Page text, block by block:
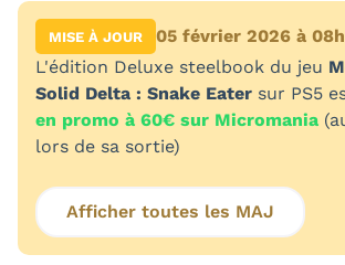
MISE À JOUR
05 février 2026 à
L'édition Deluxe steelbook du jeu
Solid Delta : Snake Eater sur PS5
en promo à 60€ sur Micromania
lors de sa sortie)
Afficher toutes les MAJ